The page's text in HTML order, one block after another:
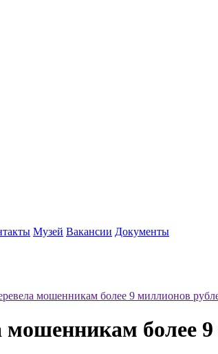
Музей Вакансии Документы
мошенникам более 9 миллионов
более